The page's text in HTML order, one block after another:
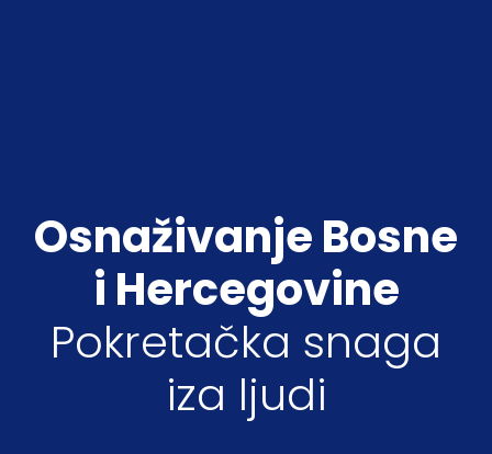
Osnaživanje Bosne
i Hercegovine
Pokretačka snaga
iza ljudi